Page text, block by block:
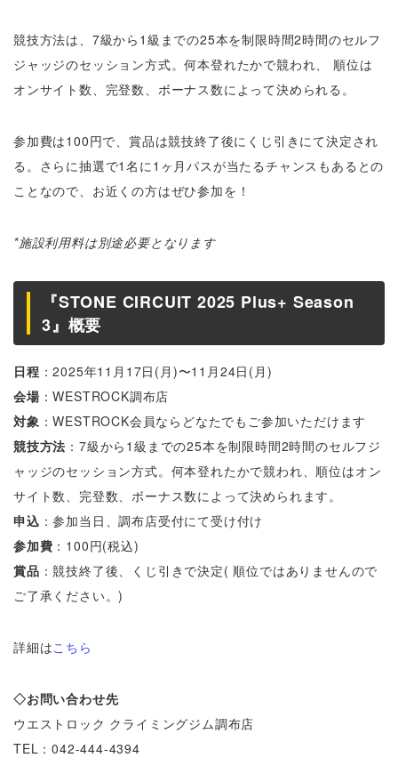
競技方法は、7級から1級までの25本を制限時間2時間のセルフ
ジャッジのセッション方式。何本登れたかで競われ、 順位は
オンサイト数、完登数、ボーナス数によって決められる。
参加費は100円で、賞品は競技終了後にくじ引きにて決定され
る。さらに抽選で1名に1ヶ月パスが当たるチャンスもあるとの
ことなので、お近くの方はぜひ参加を！
*施設利用料は別途必要となります
『STONE CIRCUIT 2025 Plus+ Season
3』概要
日程 ：2025年11月17日(月)〜11月24日(月)
会場：WESTROCK調布店
対象 ：WESTROCK会員ならどなたでもご参加いただけます
競技方法 ：7級から1級までの25本を制限時間2時間のセルフジ
ャッジのセッション方式。何本登れたかで競われ、順位はオン
サイト数、完登数、ボーナス数によって決められます。
申込 ：参加当日、調布店受付にて受け付け
参加費 ：100円(税込)
賞品 ：競技終了後、くじ引きで決定( 順位ではありませんので
ご了承ください。)
詳細はこちら
◇お問い合わせ先
ウエストロック クライミングジム調布店
TEL：042-444-4394